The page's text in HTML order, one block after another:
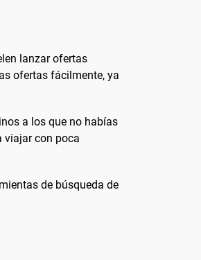
lanzar ofertas
ofertas fácilmente, ya
a los que no habías
viajar con poca
de búsqueda de